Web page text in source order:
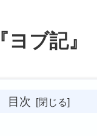
『ヨブ記』
目次